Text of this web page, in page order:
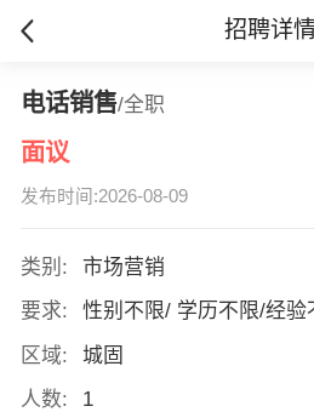
招聘详
电话销售/全职
面议
发布时间:2026-08-09
类别:
市场营销
要求:
性别不限/ 学历不限/经验
区域:
城固
人数:
1